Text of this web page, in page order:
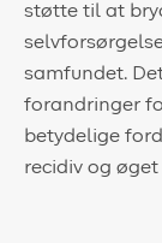
støtte til at
samfundet.
forandringer
betydelige
recidiv og